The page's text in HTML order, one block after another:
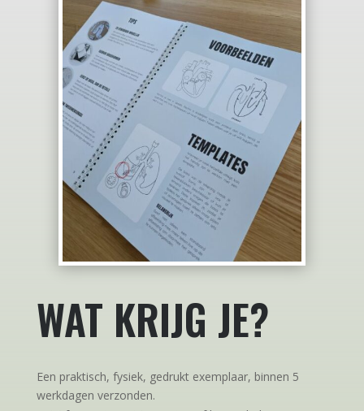
WAT KRIJG JE?
Een praktisch, fysiek, gedrukt exemplaar, binnen 5
werkdagen verzonden.